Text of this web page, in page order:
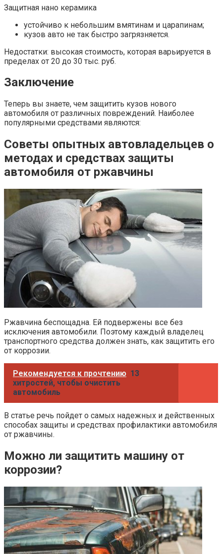
Защитная нано керамика
устойчиво к небольшим вмятинам и царапинам;
кузов авто не так быстро загрязняется.
Недостатки: высокая стоимость, которая варьируется в
пределах от 20 до 30 тыс. руб.
Заключение
Теперь вы знаете, чем защитить кузов нового
автомобиля от различных повреждений. Наиболее
популярными средствами являются:
Советы опытных автовладельцев о
методах и средствах защиты
автомобиля от ржавчины
Ржавчина беспощадна. Ей подвержены все без
исключения автомобили. Поэтому каждый владелец
транспортного средства должен знать, как защитить его
от коррозии.
Рекомендуется к прочтению 13
хитростей, чтобы очистить
автомобиль
В статье речь пойдет о самых надежных и действенных
способах защиты и средствах профилактики автомобиля
от ржавчины.
Можно ли защитить машину от
коррозии?